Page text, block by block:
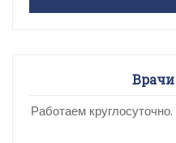
Врачи
Работаем